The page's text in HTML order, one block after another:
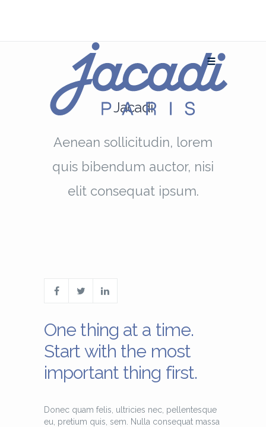
Jacadi
Aenean sollicitudin, lorem
quis bibendum auctor, nisi
elit consequat ipsum.
One thing at a time.
Start with the most
important thing first.
Donec quam felis, ultricies nec, pellentesque
eu, pretium quis, sem. Nulla consequat massa